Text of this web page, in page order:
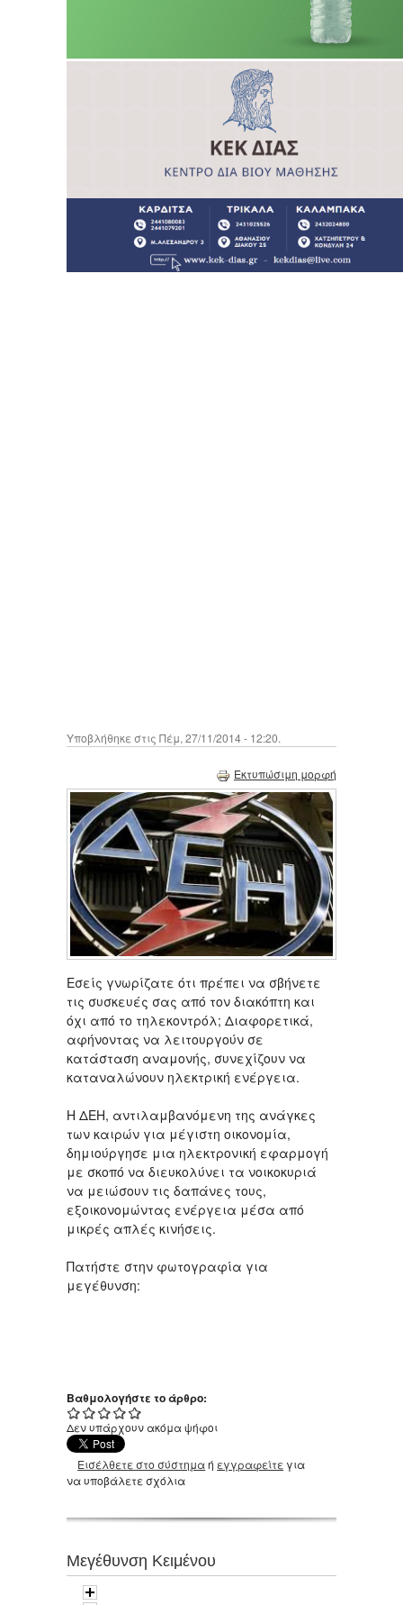
Υποβλήθηκε στις Πέμ, 27/11/2014 - 12:20.
Εκτυπώσιμη μορφή
Εσείς γνωρίζατε ότι πρέπει να σβήνετε
τις συσκευές σας από τον διακόπτη και
όχι από το τηλεκοντρόλ; Διαφορετικά,
αφήνοντας να λειτουργούν σε
κατάσταση αναμονής, συνεχίζουν να
καταναλώνουν ηλεκτρική ενέργεια.
Η ΔΕΗ, αντιλαμβανόμενη της ανάγκες
των καιρών για μέγιστη οικονομία,
δημιούργησε μια ηλεκτρονική εφαρμογή
με σκοπό να διευκολύνει τα νοικοκυριά
να μειώσουν τις δαπάνες τους,
εξοικονομώντας ενέργεια μέσα από
μικρές απλές κινήσεις.
Πατήστε στην φωτογραφία για
μεγέθυνση:
Βαθμολογήστε το άρθρο:
Δεν υπάρχουν ακόμα ψήφοι
Εισέλθετε στο σύστημαή εγγραφείτε για
να υποβάλετε σχόλια
Μεγέθυνση Κειμένου